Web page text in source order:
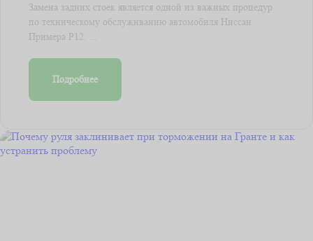
Замена задних стоек является одной из важных процедур
по техническому обслуживанию автомобиля Ниссан
Примера Р12. ...
Подробнее